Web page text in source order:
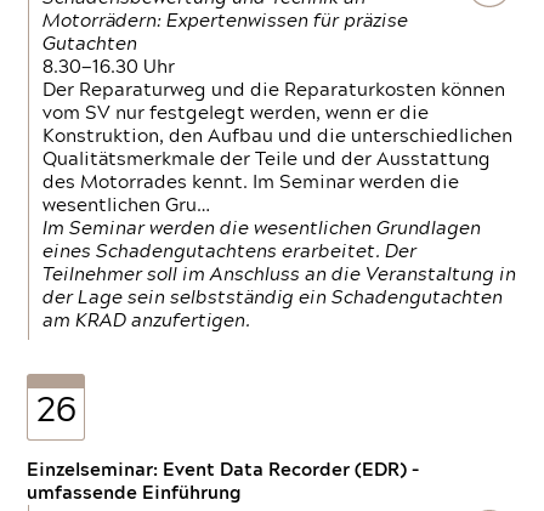
Motorrädern: Expertenwissen für präzise
Gutachten
8.30—16.30 Uhr
Der Reparaturweg und die Reparaturkosten können
vom SV nur festgelegt werden, wenn er die
Konstruktion, den Aufbau und die unterschiedlichen
Qualitätsmerkmale der Teile und der Ausstattung
des Motorrades kennt. Im Seminar werden die
wesentlichen Gru…
Im Seminar werden die wesentlichen Grundlagen
eines Schadengutachtens erarbeitet. Der
Teilnehmer soll im Anschluss an die Veranstaltung in
der Lage sein selbstständig ein Schadengutachten
am KRAD anzufertigen.
26
Einzelseminar: Event Data Recorder (EDR) –
umfassende Einführung